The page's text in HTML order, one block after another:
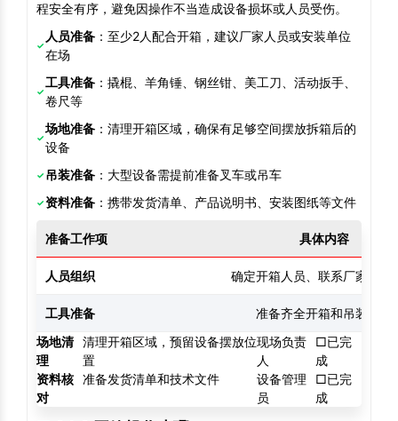
程安全有序，避免因操作不当造成设备损坏或人员受伤。
人员准备 ：至少2人配合开箱，建议厂家人员或安装单位
在场
工具准备 ：撬棍、羊角锤、钢丝钳、美工刀、活动扳手、
卷尺等
场地准备 ：清理开箱区域，确保有足够空间摆放拆箱后的
设备
吊装准备 ：大型设备需提前准备叉车或吊车
资料准备 ：携带发货清单、产品说明书、安装图纸等文件
准备工作项 具体内容
人员组织 确定开箱人员、联系厂家技术
工具准备
准备齐全开箱和吊装工具
场地清
理
清理开箱区域，预留设备摆放位
置
现场负责
人
□已完
成
资料核
对
准备发货清单和技术文件
设备管理
员
□已完
成